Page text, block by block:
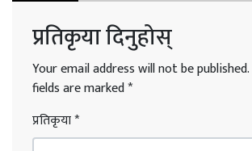
प्रतिकृया दिनुहोस्
Your email address will not be published.
fields are marked*
प्रतिकृया*